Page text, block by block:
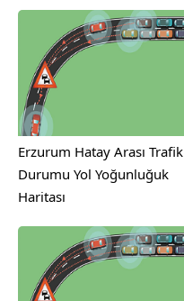
Erzurum Hatay Arası Trafik
Durumu Yol Yoğunluğuk
Haritası